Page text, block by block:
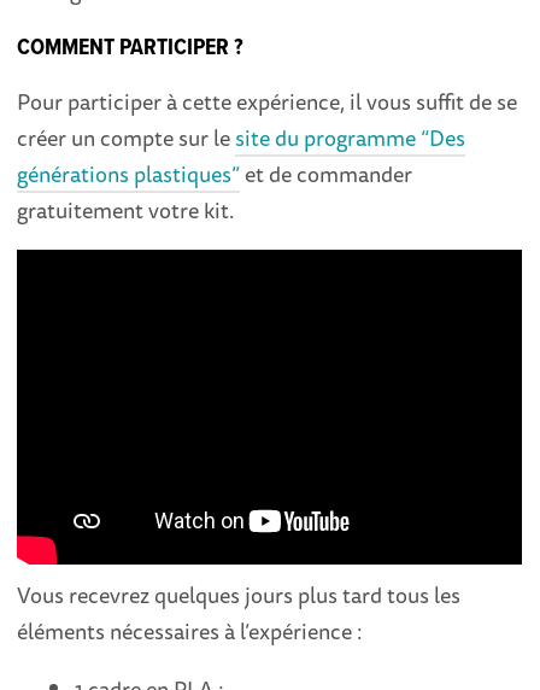
COMMENT PARTICIPER ?
Pour participer à cette expérience, il vous suffit de se
créer un compte sur lesite du programme “Des
générations plastiques”et de commander
gratuitement votre kit.
Vous recevrez quelques jours plus tard tous les
éléments nécessaires à l’expérience :